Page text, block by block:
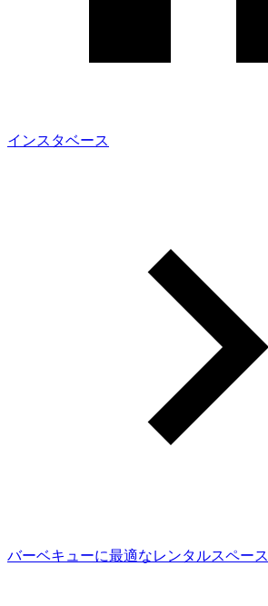
インスタベース
バーベキューに最適なレンタルスペース